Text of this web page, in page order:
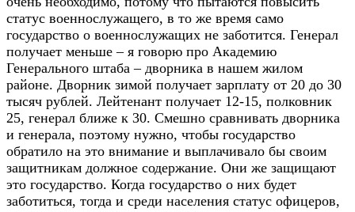
статус военнослужащего, в то же время само
государство о военнослужащих не заботится. Генерал
получает меньше – я говорю про Академию
Генерального штаба – дворника в нашем жилом
районе. Дворник зимой получает зарплату от 20 до 30
тысяч рублей. Лейтенант получает 12-15, полковник
25, генерал ближе к 30. Смешно сравнивать дворника
и генерала, поэтому нужно, чтобы государство
обратило на это внимание и выплачивало бы своим
защитникам должное содержание. Они же защищают
это государство. Когда государство о них будет
заботиться, тогда и среди населения статус офицеров,